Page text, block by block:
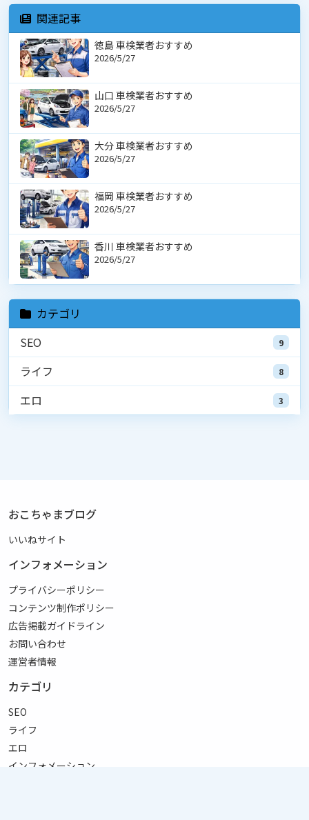
関連記事
徳島 車検業者おすすめ
2026/5/27
山口 車検業者おすすめ
2026/5/27
大分 車検業者おすすめ
2026/5/27
福岡 車検業者おすすめ
2026/5/27
香川 車検業者おすすめ
2026/5/27
カテゴリ
SEO
9
ライフ 8
エロ 3
おこちゃまブログ
いいねサイト
インフォメーション
プライバシーポリシー
コンテンツ制作ポリシー
広告掲載ガイドライン
お問い合わせ
運営者情報
カテゴリ
SEO
ライフ
エロ
インフォメーション